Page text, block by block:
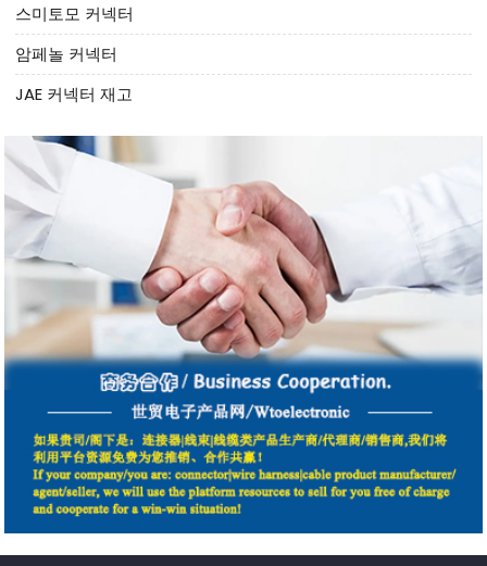
스미토모 커넥터
암페놀 커넥터
JAE 커넥터 재고